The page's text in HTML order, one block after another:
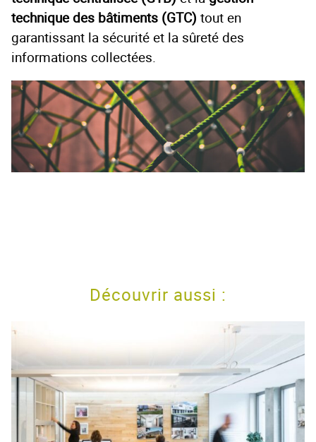
technique des bâtiments (GTC) tout en
garantissant la sécurité et la sûreté des
informations collectées.
Découvrir aussi :